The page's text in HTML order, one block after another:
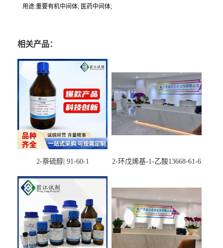
用途:重要有机中间体; 医药中间体;
相关产品：
2-萘硫醇| 91-60-1 2-环戊烯基-1-乙酸13668-61-6